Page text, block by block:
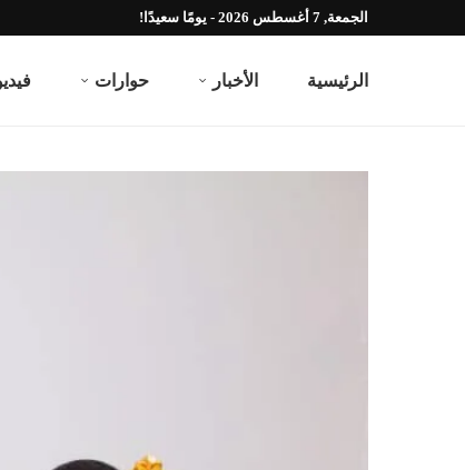
الجمعة, 7 أغسطس 2026 - يومًا سعيدًا!
الرئيسية الأخبار حوارات